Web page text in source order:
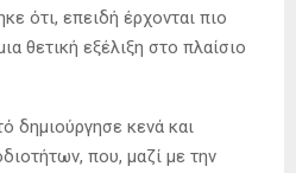
ότι, επειδή έρχονται πιο
θετική εξέλιξη στο πλαίσιο
δημιούργησε κενά και
που, μαζί με την